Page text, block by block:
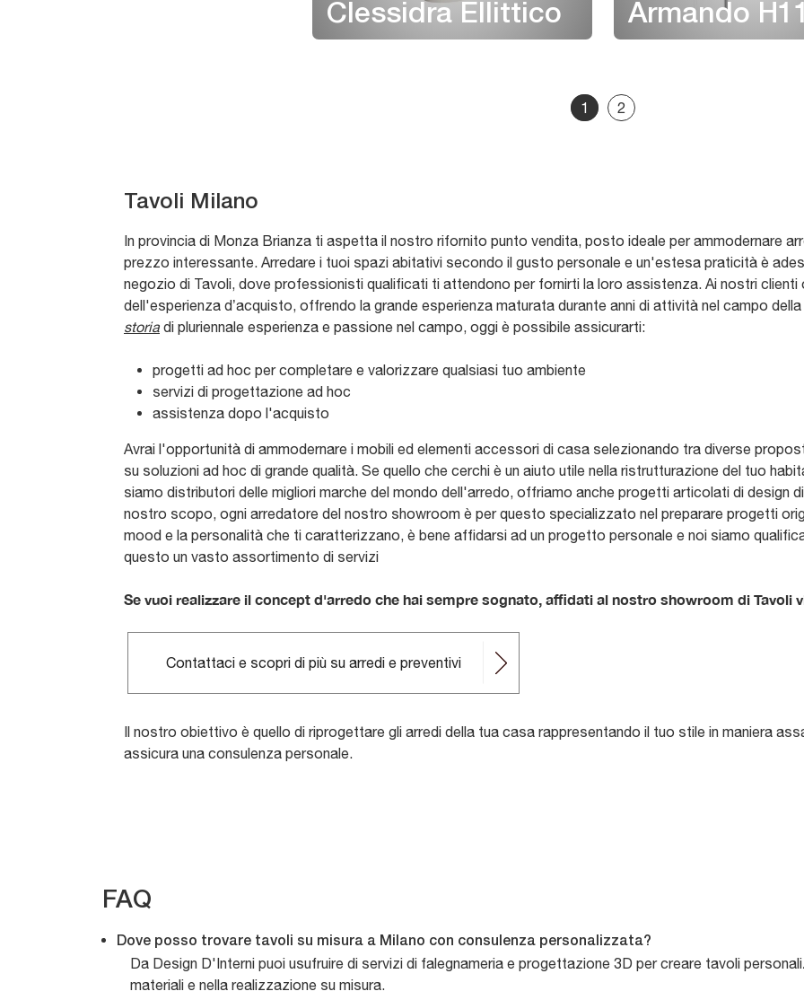
Clessidra Ellittico Armando
1 2
Tavoli Milano
In provincia di Monza Brianza ti aspetta il nostro rifornito punto vendita, posto ideale per ammodernare
prezzo interessante. Arredare i tuoi spazi abitativi secondo il gusto personale e un'estesa praticità è
negozio di Tavoli, dove professionisti qualificati ti attendono per fornirti la loro assistenza. Ai nostri
dell'esperienza d’acquisto, offrendo la grande esperienza maturata durante anni di attività nel campo
storia di pluriennale esperienza e passione nel campo, oggi è possibile assicurarti:
progetti ad hoc per completare e valorizzare qualsiasi tuo ambiente
servizi di progettazione ad hoc
assistenza dopo l'acquisto
Avrai l'opportunità di ammodernare i mobili ed elementi accessori di casa selezionando tra diverse
su soluzioni ad hoc di grande qualità. Se quello che cerchi è un aiuto utile nella ristrutturazione del tuo
siamo distributori delle migliori marche del mondo dell'arredo, offriamo anche progetti articolati di design
nostro scopo, ogni arredatore del nostro showroom è per questo specializzato nel preparare progetti
mood e la personalità che ti caratterizzano, è bene affidarsi ad un progetto personale e noi siamo
questo un vasto assortimento di servizi
Se vuoi realizzare il concept d'arredo che hai sempre sognato, affidati al nostro showroom di Tavoli
Contattaci e scopri di più su arredi e preventivi
Il nostro obiettivo è quello di riprogettare gli arredi della tua casa rappresentando il tuo stile in maniera
assicura una consulenza personale.
FAQ
Dove posso trovare tavoli su misura a Milano con consulenza personalizzata?
Da Design D'Interni puoi usufruire di servizi di falegnameria e progettazione 3D per creare tavoli
materiali e nella realizzazione su misura.